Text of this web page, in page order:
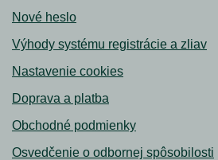
Nové heslo
Výhody systému registrácie a zliav
Nastavenie cookies
Doprava a platba
Obchodné podmienky
Osvedčenie o odbornej spôsobilosti